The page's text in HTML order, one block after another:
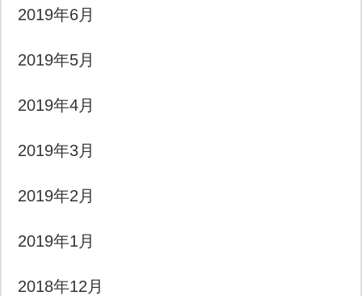
2019年6月
2019年5月
2019年4月
2019年3月
2019年2月
2019年1月
2018年12月